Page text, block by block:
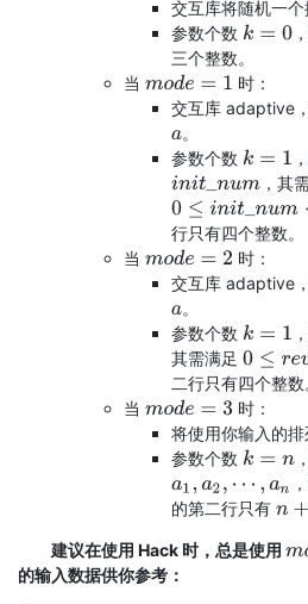
交互库将随机一
参数个数 k=0
三个整数。
当 mode= 1
时：
交互库 adaptive
a。
参数个数 k=1
init_n um
，其
0 ≤in t_num<n
行只有四个整数。
当 mode= 2
时：
交互库 adaptive
a。
参数个数 k=1
其需满足 0 ≤re v≤1
二行只有四个整数
当 mode= 3
时：
将使用你输入的排
参数个数 k=n
a1, a 2,⋯ , a n
的第二行只有 n+3
建议在使用 Hack 时，总是使用 mo
的输入数据供你参考：